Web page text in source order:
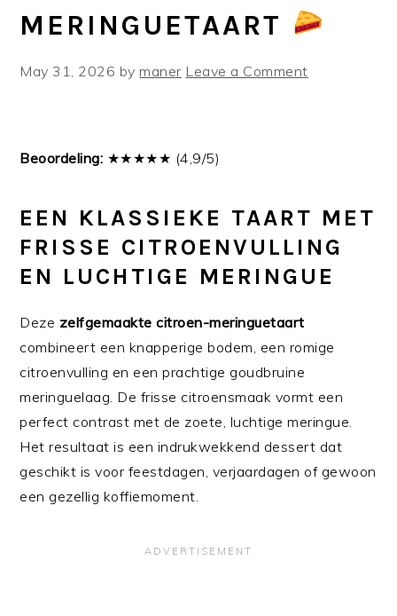
MERINGUETAART
May 31, 2026 bymaner Leave a Comment
Beoordeling: ★★★★★ (4,9/5)
EEN KLASSIEKE TAART MET
FRISSE CITROENVULLING
EN LUCHTIGE MERINGUE
Deze zelfgemaakte citroen-meringuetaart
combineert een knapperige bodem, een romige
citroenvulling en een prachtige goudbruine
meringuelaag. De frisse citroensmaak vormt een
perfect contrast met de zoete, luchtige meringue.
Het resultaat is een indrukwekkend dessert dat
geschikt is voor feestdagen, verjaardagen of gewoon
een gezellig koffiemoment.